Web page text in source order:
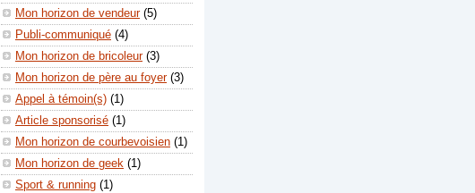
Mon horizon de vendeur (5)
Publi-communiqué (4)
Mon horizon de bricoleur (3)
Mon horizon de père au foyer (3)
Appel à témoin(s) (1)
Article sponsorisé (1)
Mon horizon de courbevoisien (1)
Mon horizon de geek (1)
Sport & running (1)